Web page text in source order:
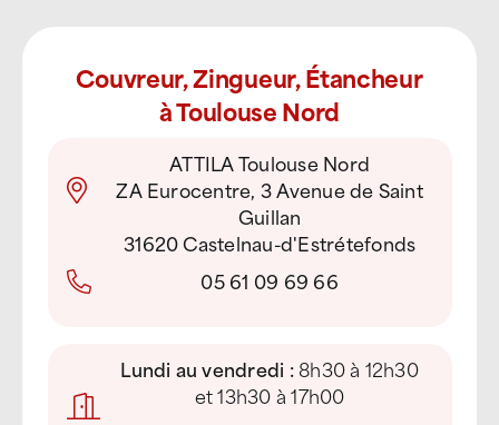
Couvreur, Zingueur, Étancheur
à Toulouse Nord
ATTILA Toulouse Nord
ZA Eurocentre, 3 Avenue de Saint
Guillan
31620 Castelnau-d'Estrétefonds
05 61 09 69 66
Lundi au vendredi :8h30 à 12h30
et 13h30 à 17h00